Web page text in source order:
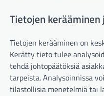
Tietojen
Tietojen kerääminen on
Kerätty tieto tulee
tehdä johtopäätöksiä
tarpeista. Analysoinnissa
tilastollisia menetelmiä tai